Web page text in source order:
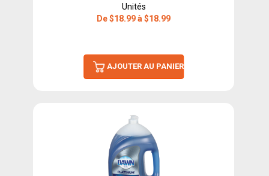
Unités
De $18.99 à $18.99
AJOUTER AU PANIER